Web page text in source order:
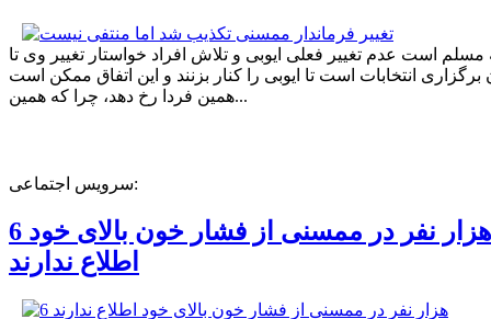
مسلم است عدم تغییر فعلی ایوبی و تلاش افراد خواستار تغییر وی تا
برگزاری انتخابات است تا ایوبی را کنار بزنند و این اتفاق ممکن است
همین فردا رخ دهد، چرا که همین...
سرویس اجتماعی:
6 هزار نفر در ممسنی از فشار خون بالای خود
اطلاع ندارند